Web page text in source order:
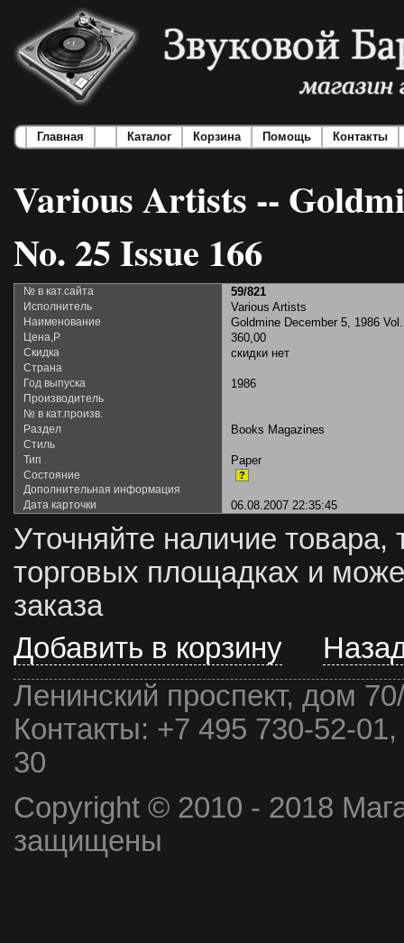
Главная Каталог Корзина Помощь Контакты
Various Artists --
No. 25 Issue 166
№ в кат.сайта 59/821
Исполнитель Various Artists
Наименование Goldmine December 5, 1986
Цена,Р 360,00
Скидка скидки нет
Страна
Год выпуска
1986
Производитель
№ в кат.произв.
Раздел
Books Magazines
Стиль
Тип
Paper
Состояние ?
Дополнительная информация
Дата карточки
06.08.2007 22:35:45
Уточняйте наличие товара,
торговых площадках и
заказа
Добавить в корзину
Ленинский проспект, дом
Контакты: +7 495 730-52-
30
Copyright © 2010 - 2018
защищены